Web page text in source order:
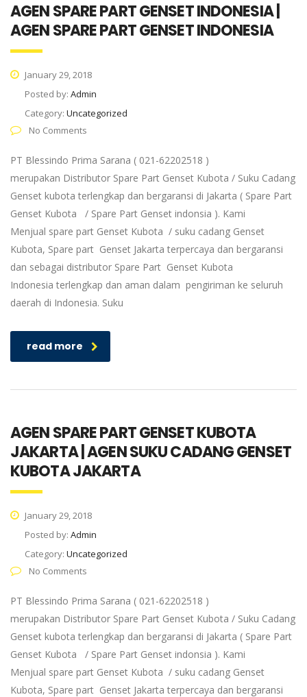
AGEN SPARE PART GENSET INDONESIA |
AGEN SPARE PART GENSET INDONESIA
January 29, 2018
Posted by: Admin
Category: Uncategorized
No Comments
PT Blessindo Prima Sarana ( 021-62202518 )
merupakan Distributor Spare Part Genset Kubota / Suku Cadang
Genset kubota terlengkap dan bergaransi di Jakarta ( Spare Part
Genset Kubota / Spare Part Genset indonsia ). Kami
Menjual spare part Genset Kubota / suku cadang Genset
Kubota, Spare part Genset Jakarta terpercaya dan bergaransi
dan sebagai distributor Spare Part Genset Kubota
Indonesia terlengkap dan aman dalam pengiriman ke seluruh
daerah di Indonesia. Suku
read more
AGEN SPARE PART GENSET KUBOTA
JAKARTA | AGEN SUKU CADANG GENSET
KUBOTA JAKARTA
January 29, 2018
Posted by: Admin
Category: Uncategorized
No Comments
PT Blessindo Prima Sarana ( 021-62202518 )
merupakan Distributor Spare Part Genset Kubota / Suku Cadang
Genset kubota terlengkap dan bergaransi di Jakarta ( Spare Part
Genset Kubota / Spare Part Genset indonsia ). Kami
Menjual spare part Genset Kubota / suku cadang Genset
Kubota, Spare part Genset Jakarta terpercaya dan bergaransi